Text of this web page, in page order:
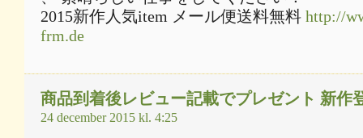
2015新作人気item メール便送料無料 http://
frm.de
商品到着後レビュー記載でプレゼント 新作
24 december 2015 kl. 4:25